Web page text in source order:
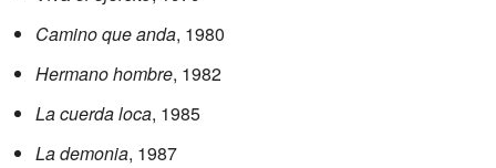
Camino que anda, 1980
Hermano hombre, 1982
La cuerda loca, 1985
La demonia, 1987